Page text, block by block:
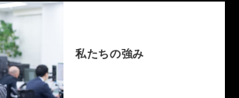
私たちの強み